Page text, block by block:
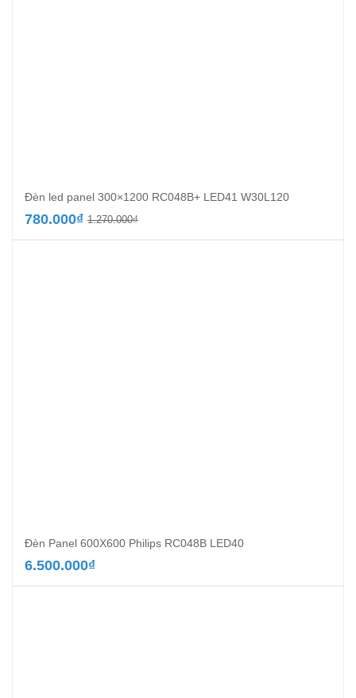
Đèn led panel 300×1200 RC048B+ LED41 W30L120
1.270.000₫Giá
780.000₫
Giá
Đèn Panel 600X600 Philips RC048B LED40
6.500.000₫